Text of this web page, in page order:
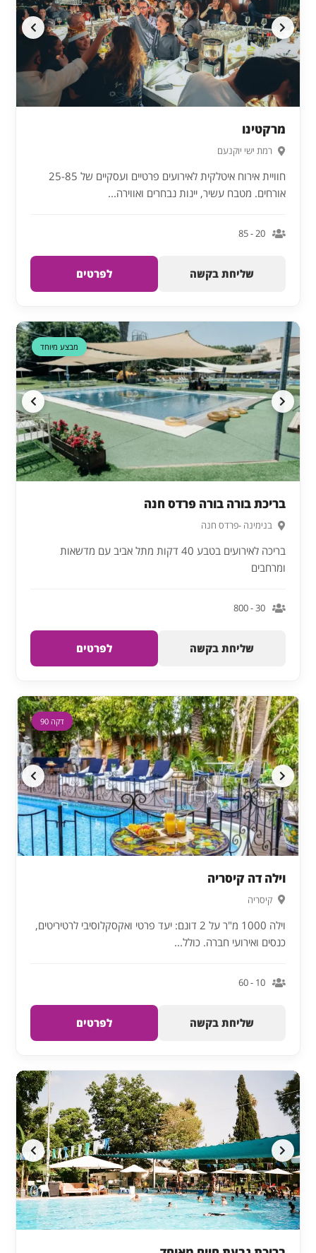
מרקטינו
רמת ישי יוקנעם
חוויית אירוח איטלקית לאירועים פרטיים ועסקיים של 25-85
אורחים. מטבח עשיר, יינות נבחרים ואווירה...
20 - 85
שליחת בקשה לפרטים
מבצע מיוחד
בריכת בורה בורה פרדס חנה
בנימינה -פרדס חנה
בריכה לאירועים בטבע 40 דקות מתל אביב עם מדשאות
ומרחבים
30 - 800
שליחת בקשה לפרטים
דקה 90
וילה דה קיסריה
קיסריה
וילה 1000 מ"ר על 2 דונם: יעד פרטי ואקסקלוסיבי לרטיריטים,
כנסים ואירועי חברה. כולל...
10 - 60
שליחת בקשה לפרטים